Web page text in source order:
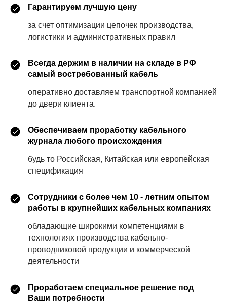
Гарантируем лучшую цену
за счет оптимизации цепочек производства,
логистики и административных правил
Всегда держим в наличии на складе в РФ
самый востребованный кабель
оперативно доставляем транспортной компанией
до двери клиента.
Обеспечиваем проработку кабельного
журнала любого происхождения
будь то Российская, Китайская или европейская
спецификация
Сотрудники с более чем 10 - летним опытом
работы в крупнейших кабельных компаниях
обладающие широкими компетенциями в
технологиях производства кабельно-
проводниковой продукции и коммерческой
деятельности
Проработаем специальное решение под
Ваши потребности